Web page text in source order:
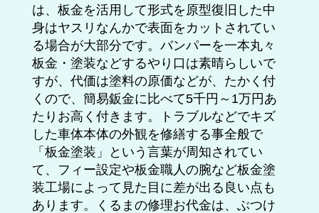
は、板金を活用して形式を原型復旧した中
身はヤスリなんかで表面をカットされてい
る場合が大部分です。バンパーを一本丸々
板金・塗装などするやり口は素晴らしいで
すが、代価は塗料の原価などが、たかく付
くので、簡易鈑金に比べて5千円～1万円あ
たりお高く付きます。トラブルなどでキズ
した車体本体の外観を修繕する事全般で
「板金塗装」という言葉が周知されてい
て、フィー設定や板金職人の腕など板金塗
装工場によって見た目に差が出る良い点も
あります。くるまの修理お代金は、ぶつけ